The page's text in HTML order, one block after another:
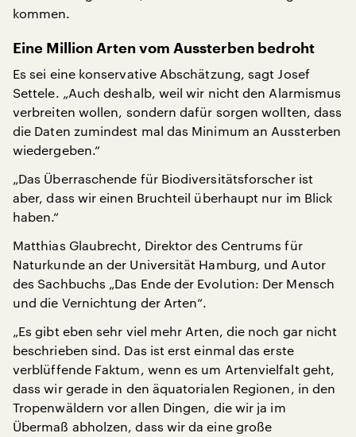
kommen.
Eine Million Arten vom Aussterben bedroht
Es sei eine konservative Abschätzung, sagt Josef
Settele. „Auch deshalb, weil wir nicht den Alarmismus
verbreiten wollen, sondern dafür sorgen wollten, dass
die Daten zumindest mal das Minimum an Aussterben
wiedergeben.“
„Das Überraschende für Biodiversitätsforscher ist
aber, dass wir einen Bruchteil überhaupt nur im Blick
haben.“
Matthias Glaubrecht, Direktor des Centrums für
Naturkunde an der Universität Hamburg, und Autor
des Sachbuchs „Das Ende der Evolution: Der Mensch
und die Vernichtung der Arten“.
„Es gibt eben sehr viel mehr Arten, die noch gar nicht
beschrieben sind. Das ist erst einmal das erste
verblüffende Faktum, wenn es um Artenvielfalt geht,
dass wir gerade in den äquatorialen Regionen, in den
Tropenwäldern vor allen Dingen, die wir ja im
Übermaß abholzen, dass wir da eine große